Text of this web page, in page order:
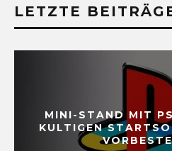
LETZTE
MINI-STAND MIT
KULTIGEN